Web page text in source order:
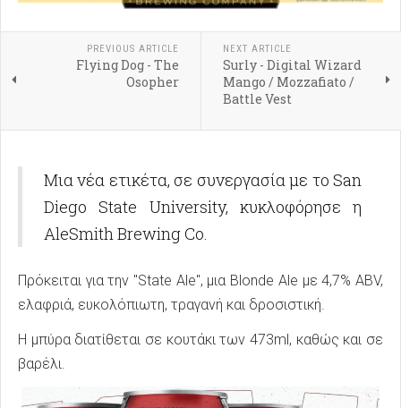
PREVIOUS ARTICLE
Flying Dog - The
Osopher
NEXT ARTICLE
Surly - Digital Wizard
Mango / Mozzafiato /
Battle Vest
Μια νέα ετικέτα, σε συνεργασία με το San
Diego State University, κυκλοφόρησε η
AleSmith Brewing Co.
Πρόκειται για την "State Ale", μια Blonde Ale με 4,7% ABV,
ελαφριά, ευκολόπιωτη, τραγανή και δροσιστική.
Η μπύρα διατίθεται σε κουτάκι των 473ml, καθώς και σε
βαρέλι.